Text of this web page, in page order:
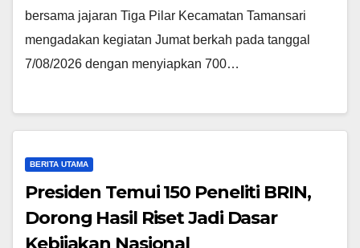
bersama jajaran Tiga Pilar Kecamatan Tamansari
mengadakan kegiatan Jumat berkah pada tanggal
7/08/2026 dengan menyiapkan 700…
BERITA UTAMA
Presiden Temui 150 Peneliti BRIN,
Dorong Hasil Riset Jadi Dasar
Kebijakan Nasional